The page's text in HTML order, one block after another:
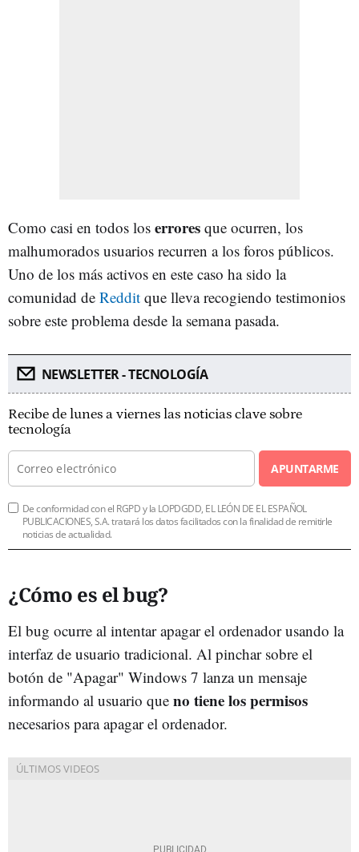
Como casi en todos los errores que ocurren, los
malhumorados usuarios recurren a los foros públicos.
Uno de los más activos en este caso ha sido la
comunidad de Reddit que lleva recogiendo testimonios
sobre este problema desde la semana pasada.
NEWSLETTER - TECNOLOGÍA
Recibe de lunes a viernes las noticias clave sobre
tecnología
APUNTARME
De conformidad con el RGPD y la LOPDGDD, EL LEÓN DE EL ESPAÑOL
PUBLICACIONES, S.A. tratará los datos facilitados con la finalidad de remitirle
noticias de actualidad.
¿Cómo es el bug?
El bug ocurre al intentar apagar el ordenador usando la
interfaz de usuario tradicional. Al pinchar sobre el
botón de "Apagar" Windows 7 lanza un mensaje
informando al usuario que no tiene los permisos
necesarios para apagar el ordenador.